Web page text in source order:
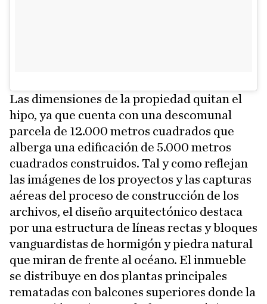
Las dimensiones de la propiedad quitan el
hipo, ya que cuenta con una descomunal
parcela de 12.000 metros cuadrados que
alberga una edificación de 5.000 metros
cuadrados construidos. Tal y como reflejan
las imágenes de los proyectos y las capturas
aéreas del proceso de construcción de los
archivos, el diseño arquitectónico destaca
por una estructura de líneas rectas y bloques
vanguardistas de hormigón y piedra natural
que miran de frente al océano. El inmueble
se distribuye en dos plantas principales
rematadas con balcones superiores donde la